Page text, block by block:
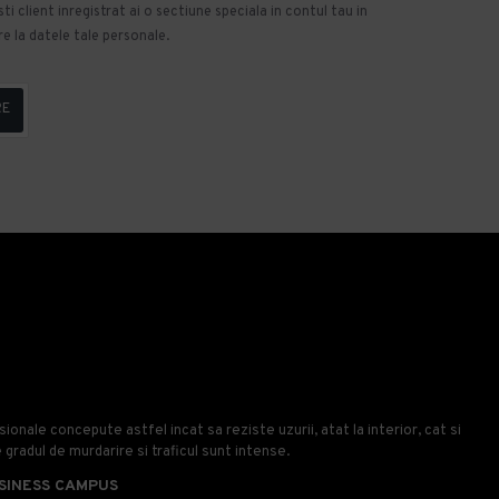
client inregistrat ai o sectiune speciala in contul tau in
la datele tale personale.
concepute astfel incat sa reziste uzurii, atat la interior, cat si
gradul de murdarire si traficul sunt intense.
CAMPUS